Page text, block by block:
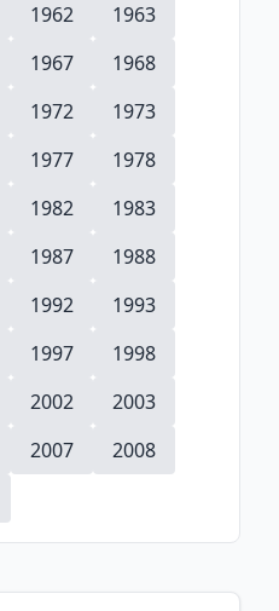
1962
1963
1967
1968
1972
1973
1977
1978
1982
1983
1987
1988
1992
1993
1997
1998
2002
2003
2007
2008